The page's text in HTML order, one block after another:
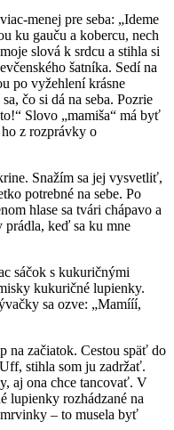
menej pre seba: „Ideme
ku gauču a kobercu, nech
slová k srdcu a stihla si
šatníka. Sedí na
po vyžehlení krásne
čo si dá na seba. Pozrie
Slovo „mamiša“ má byť
ho z rozprávky o
Snažím sa jej vysvetliť,
potrebné na sebe. Po
hlase sa tvári chápavo a
keď sa ku mne
sáčok s kukuričnými
kukuričné lupienky.
sa ozve: „Mamííí,
na začiatok. Cestou späť do
stihla som ju zadržať.
aj ona chce tancovať. V
lupienky rozhádzané na
– to musela byť